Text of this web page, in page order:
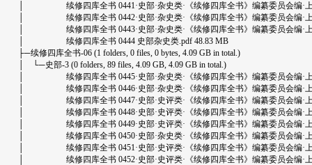
│ 续修四库全书 0441·史部·杂史类·《续修四库全书》编纂委员会编·上
│ 续修四库全书 0442·史部·杂史类·《续修四库全书》编纂委员会编·上
│ 续修四库全书 0443·史部·杂史类·《续修四库全书》编纂委员会编·上
│ 续修四库全书 0444 史部杂史类.pdf 48.83 MB
├─续修四库全书-06 (1 folders, 0 files, 0 bytes, 4.09 GB in total.)
│ └─史部-3 (0 folders, 89 files, 4.09 GB, 4.09 GB in total.)
│ 续修四库全书 0445·史部·杂史类·《续修四库全书》编纂委员会编·上
│ 续修四库全书 0446·史部·杂史类·《续修四库全书》编纂委员会编·上
│ 续修四库全书 0447·史部·史评类·《续修四库全书》编纂委员会编·上
│ 续修四库全书 0448·史部·史评类·《续修四库全书》编纂委员会编·上
│ 续修四库全书 0449·史部·史评类·《续修四库全书》编纂委员会编·上
│ 续修四库全书 0450·史部·杂史类·《续修四库全书》编纂委员会编·上
│ 续修四库全书 0451·史部·史评类·《续修四库全书》编纂委员会编·上
│ 续修四库全书 0452·史部·史评类·《续修四库全书》编纂委员会编·上